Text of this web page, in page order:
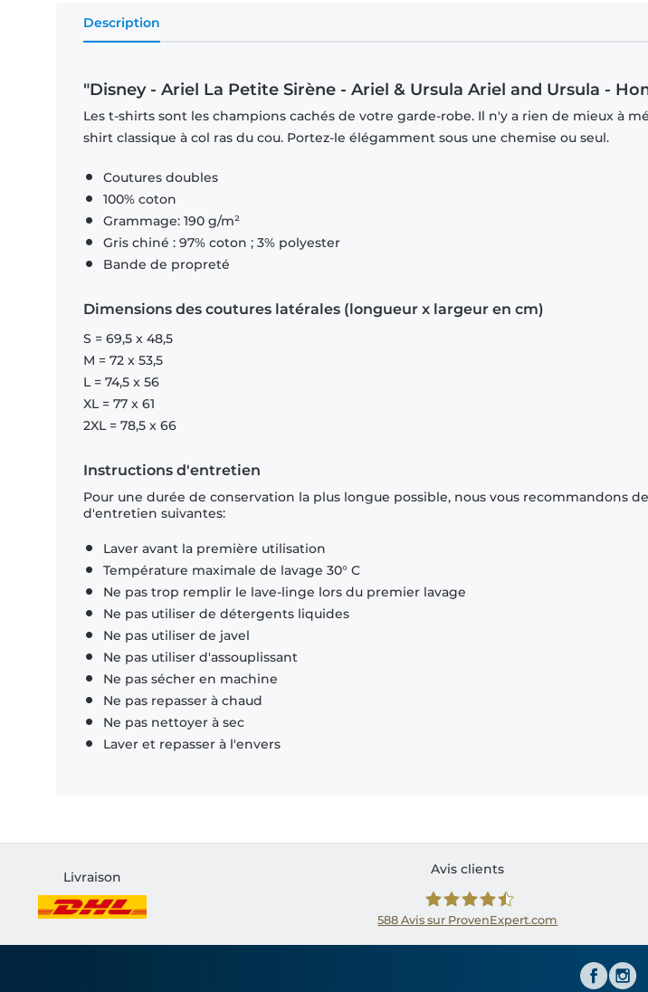
Description
"Disney - Ariel La Petite Sirène - Ariel & Ursula Ariel and Ursula -
Les t-shirts sont les champions cachés de votre garde-robe. Il n'y a rien de mieux à
shirt classique à col ras du cou. Portez-le élégamment sous une chemise ou seul.
Coutures doubles
100% coton
Grammage: 190 g/m²
Gris chiné : 97% coton ; 3% polyester
Bande de propreté
Dimensions des coutures latérales (longueur x largeur en cm)
S = 69,5 x 48,5
M = 72 x 53,5
L = 74,5 x 56
XL = 77 x 61
2XL = 78,5 x 66
Instructions d'entretien
Pour une durée de conservation la plus longue possible, nous vous recommandons
d'entretien suivantes:
Laver avant la première utilisation
Température maximale de lavage 30° C
Ne pas trop remplir le lave-linge lors du premier lavage
Ne pas utiliser de détergents liquides
Ne pas utiliser de javel
Ne pas utiliser d'assouplissant
Ne pas sécher en machine
Ne pas repasser à chaud
Ne pas nettoyer à sec
Laver et repasser à l'envers
Livraison
Avis clients
588Avis sur ProvenExpert.com